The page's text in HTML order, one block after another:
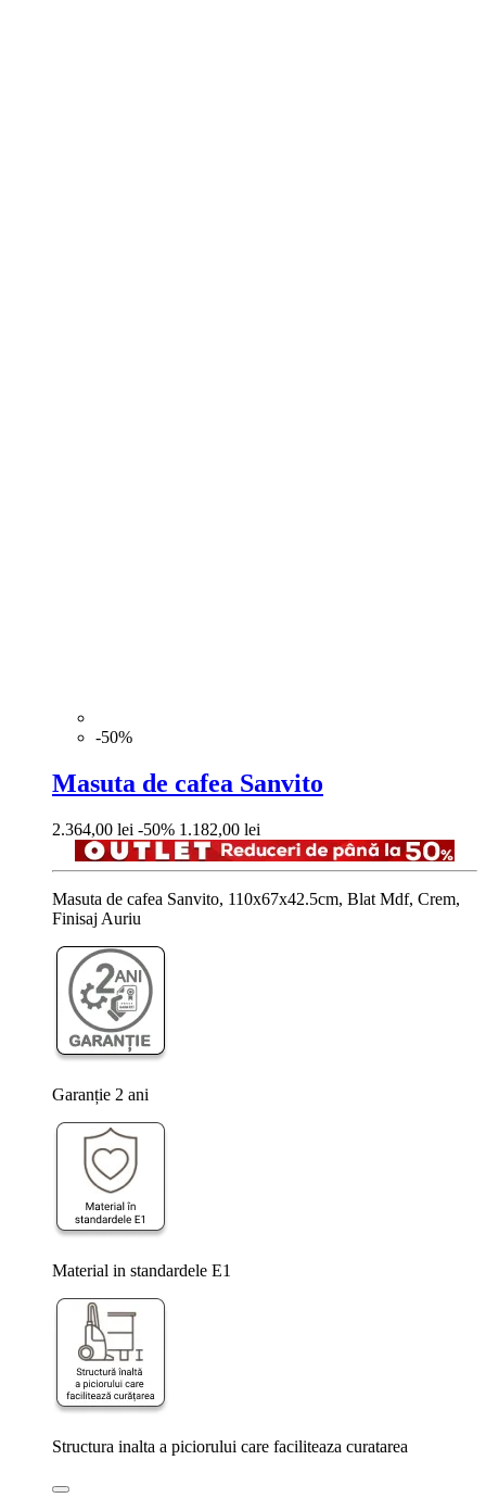
-50%
Masuta de cafea Sanvito
Pret
baza
2.364,00 lei -50%Pret
1.182,00 lei
Masuta de cafea Sanvito, 110x67x42.5cm, Blat Mdf, Crem,
Finisaj Auriu
Garanție 2 ani
Material in standardele E1
Structura inalta a piciorului care faciliteaza curatarea